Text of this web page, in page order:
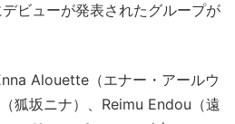
ビューが発表されたグループが
Alouette（エナー・アールウ
狐坂ニナ）、Reimu Endou（遠